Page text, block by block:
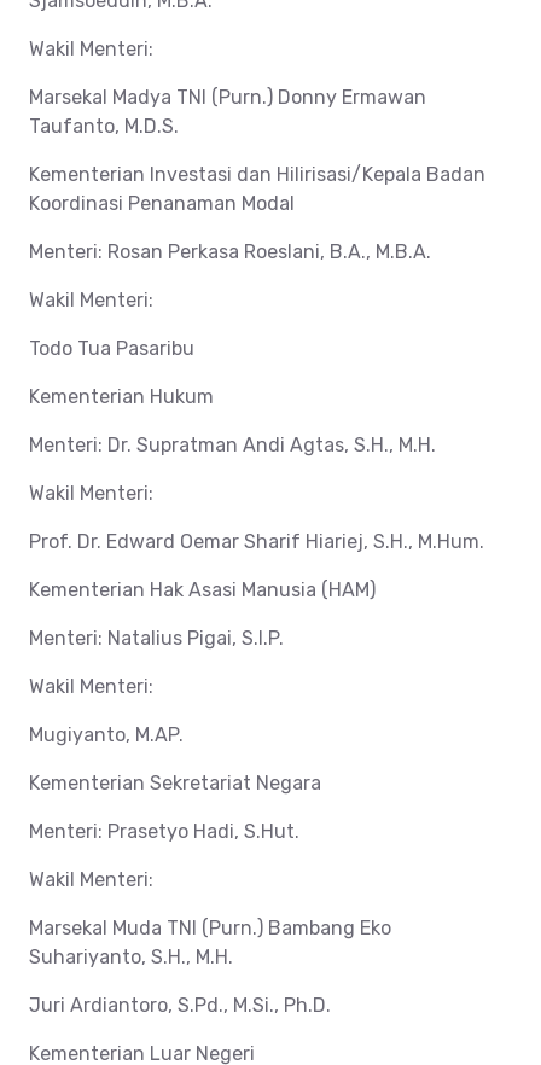
Wakil Menteri:
Marsekal Madya TNI (Purn.) Donny Ermawan
Taufanto, M.D.S.
Kementerian Investasi dan Hilirisasi/Kepala Badan
Koordinasi Penanaman Modal
Menteri: Rosan Perkasa Roeslani, B.A., M.B.A.
Wakil Menteri:
Todo Tua Pasaribu
Kementerian Hukum
Menteri: Dr. Supratman Andi Agtas, S.H., M.H.
Wakil Menteri:
Prof. Dr. Edward Oemar Sharif Hiariej, S.H., M.Hum.
Kementerian Hak Asasi Manusia (HAM)
Menteri: Natalius Pigai, S.I.P.
Wakil Menteri:
Mugiyanto, M.AP.
Kementerian Sekretariat Negara
Menteri: Prasetyo Hadi, S.Hut.
Wakil Menteri:
Marsekal Muda TNI (Purn.) Bambang Eko
Suhariyanto, S.H., M.H.
Juri Ardiantoro, S.Pd., M.Si., Ph.D.
Kementerian Luar Negeri